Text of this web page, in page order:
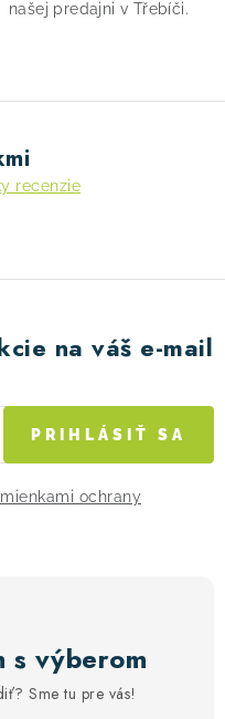
našej predajni v Třebíči.
recenzie
na váš e-mail
ochrany
PRIHLÁSIŤ SA
s výberom
Sme tu pre vás!